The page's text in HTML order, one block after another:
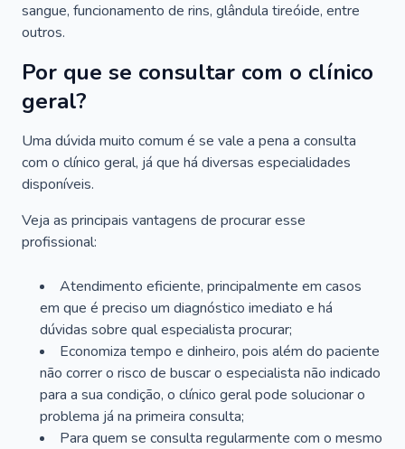
sangue, funcionamento de rins, glândula tireóide, entre
outros.
Por que se consultar com o clínico
geral?
Uma dúvida muito comum é se vale a pena a consulta
com o clínico geral, já que há diversas especialidades
disponíveis.
Veja as principais vantagens de procurar esse
profissional:
Atendimento eficiente, principalmente em casos
em que é preciso um diagnóstico imediato e há
dúvidas sobre qual especialista procurar;
Economiza tempo e dinheiro, pois além do paciente
não correr o risco de buscar o especialista não indicado
para a sua condição, o clínico geral pode solucionar o
problema já na primeira consulta;
Para quem se consulta regularmente com o mesmo